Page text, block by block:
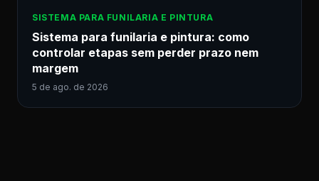
SISTEMA PARA FUNILARIA E PINTURA
Sistema para funilaria e pintura: como
controlar etapas sem perder prazo nem
margem
5 de ago. de 2026